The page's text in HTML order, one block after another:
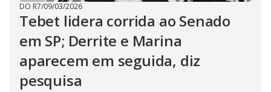
DO R7/09/03/2026
Tebet lidera corrida ao Senado
em SP; Derrite e Marina
aparecem em seguida, diz
pesquisa